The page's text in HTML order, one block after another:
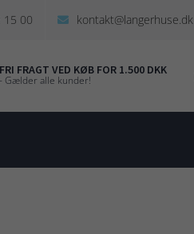
15 00 kontakt@langerhuse.dk
FRI FRAGT VED KØB FOR 1.500 DKK
- Gælder alle kunder!